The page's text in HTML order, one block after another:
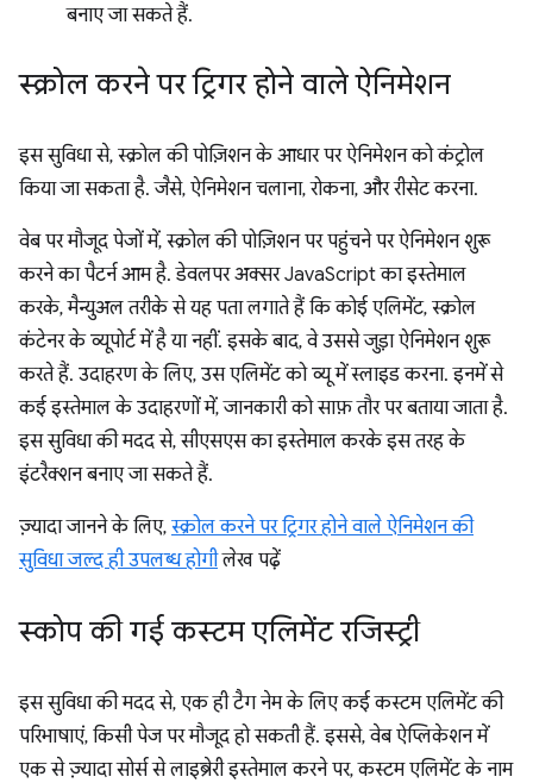
बनाए जा सकते हैं.
स्क्रोल करने पर ट्रिगर होने वाले ऐनिमेशन
इस सुविधा से, स्क्रोल की पोज़िशन के आधार पर ऐनिमेशन को कंट्रोल
किया जा सकता है. जैसे, ऐनिमेशन चलाना, रोकना, और रीसेट करना.
वेब पर मौजूद पेजों में, स्क्रोल की पोज़िशन पर पहुंचने पर ऐनिमेशन शुरू
करने का पैटर्न आम है. डेवलपर अक्सर JavaScript का इस्तेमाल
करके, मैन्युअल तरीके से यह पता लगाते हैं कि कोई एलिमेंट, स्क्रोल
कंटेनर के व्यूपोर्ट में है या नहीं. इसके बाद, वे उससे जुड़ा ऐनिमेशन शुरू
करते हैं. उदाहरण के लिए, उस एलिमेंट को व्यू में स्लाइड करना. इनमें से
कई इस्तेमाल के उदाहरणों में, जानकारी को साफ़ तौर पर बताया जाता है.
इस सुविधा की मदद से, सीएसएस का इस्तेमाल करके इस तरह के
इंटरैक्शन बनाए जा सकते हैं.
ज़्यादा जानने के लिए, स्क्रोल करने पर ट्रिगर होने वाले ऐनिमेशन की
सुविधा जल्द ही उपलब्ध होगीलेख पढ़ें
स्कोप की गई कस्टम एलिमेंट रजिस्ट्री
इस सुविधा की मदद से, एक ही टैग नेम के लिए कई कस्टम एलिमेंट की
परिभाषाएं, किसी पेज पर मौजूद हो सकती हैं. इससे, वेब ऐप्लिकेशन में
एक से ज़्यादा सोर्स से लाइब्रेरी इस्तेमाल करने पर, कस्टम एलिमेंट के नाम